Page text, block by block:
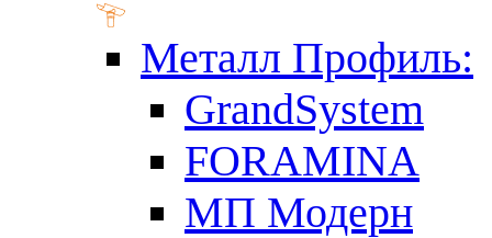
Металл Профиль:
GrandSystem
FORAMINA
МП Модерн